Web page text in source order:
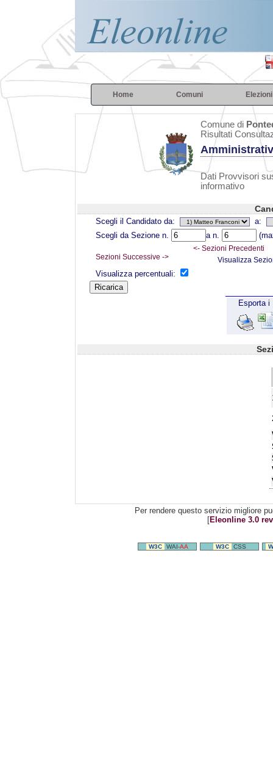
Home Comuni Elezioni
Comune di
Risultati
Dati Provvisori
informativo
Scegli il Candidato da:
a:
Scegli da Sezione n.
a n.
<- Sezioni Precedenti
Sezioni Successive ->
Visualizza
Visualizza percentuali:
Esporta i
Per rendere questo servizio migliore
[Eleonline 3.0
W3C WAI-AA W3C CSS